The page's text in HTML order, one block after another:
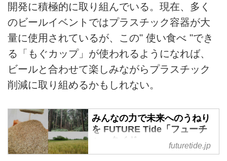
開発に積極的に取り組んでいる。現在、多く
のビールイベントではプラスチック容器が大
量に使用されているが、この" 使い食べ "でき
る「もぐカップ」が使われるようになれば、
ビールと合わせて楽しみながらプラスチック
削減に取り組めるかもしれない。
みんなの力で未来へのうねり
を FUTURE Tide「フューチ
ャータイド」
アサヒビール／アサヒグループが
futuretide.jp